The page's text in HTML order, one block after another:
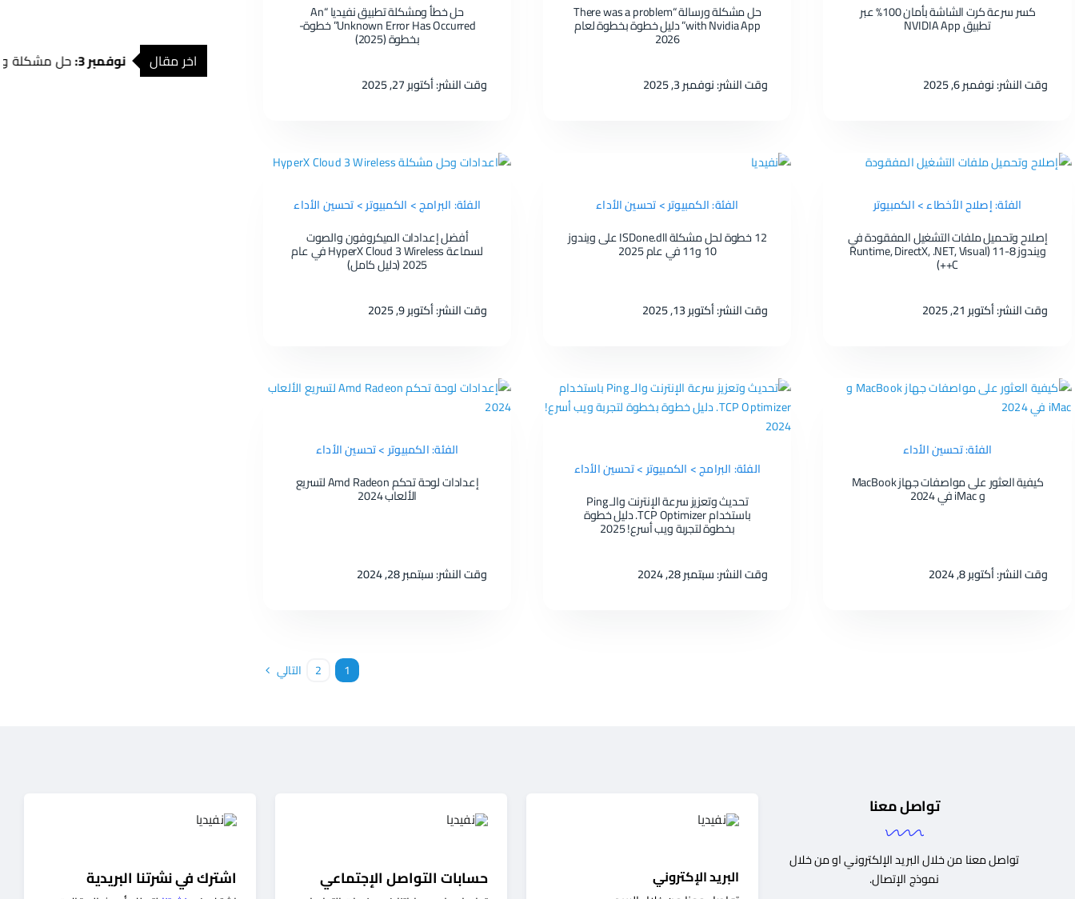
كسر سرعة كرت الشاشة بأمان 100% عبر
تطبيق NVIDIA App
وقت النشر: نوفمبر 6, 2025
حل مشكلة ورسالة “There was a problem
with Nvidia App” دليل خطوة بخطوة لعام
2026
وقت النشر: نوفمبر 3, 2025
حل خطأ ومشكلة تطبيق نفيديا “An
Unknown Error Has Occurred” خطوة-
بخطوة (2025)
وقت النشر: أكتوبر 27, 2025
الفئة: إصلاح الأخطاء > الكمبيوتر
إصلاح وتحميل ملفات التشغيل المفقودة في
ويندوز 8-11 (Runtime, DirectX, .NET, Visual
C++)
وقت النشر: أكتوبر 21, 2025
الفئة: الكمبيوتر > تحسين الأداء
12 خطوة لحل مشكلة ISDone.dll على ويندوز
10 و11 في عام 2025
وقت النشر: أكتوبر 13, 2025
الفئة: البرامج > الكمبيوتر > تحسين الأداء
أفضل إعدادات الميكروفون والصوت
لسماعة HyperX Cloud 3 Wireless في عام
2025 (دليل كامل)
وقت النشر: أكتوبر 9, 2025
الفئة: تحسين الأداء
كيفية العثور على مواصفات جهاز MacBook
و iMac في 2024
وقت النشر: أكتوبر 8, 2024
الفئة: البرامج > الكمبيوتر > تحسين الأداء
تحديث وتعزيز سرعة الإنترنت والـ Ping
باستخدام TCP Optimizer. دليل خطوة
بخطوة لتجربة ويب أسرع! 2025
وقت النشر: سبتمبر 28, 2024
الفئة: الكمبيوتر > تحسين الأداء
إعدادات لوحة تحكم Amd Radeon لتسريع
الألعاب 2024
وقت النشر: سبتمبر 28, 2024
1
2 التالي
اخر مقال
نوفمبر 3: حل مشكلة ورسالة “There was a problem with Nvidia App” دليل خطوة بخطوة لعام 2026
تواصل معنا
تواصل معنا من خلال البريد الإلكتروني او من خلال
نموذج الإتصال.
البريد الإكتروني حسابات التواصل الإجتماعي اشترك في نشرتنا البريدية